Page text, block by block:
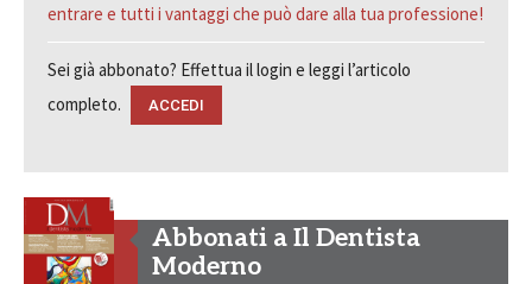
entrare e tutti i vantaggi che può dare alla tua professione!
Sei già abbonato? Effettua il login e leggi l’articolo
completo.
ACCEDI
Abbonati a Il Dentista
Moderno